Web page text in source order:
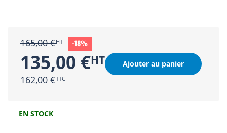
165,00 € -18%
135,00 €
162,00 €
Ajouter au panier
EN STOCK